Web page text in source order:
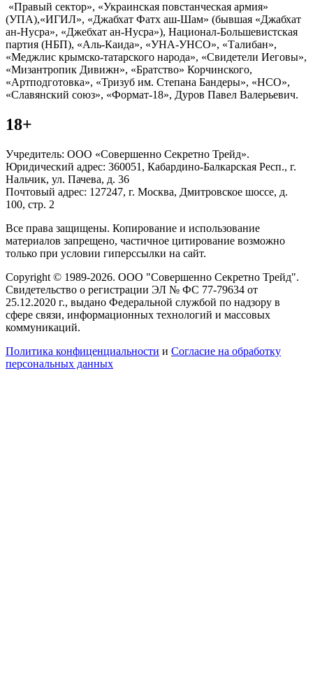
«Правый сектор», «Украинская повстанческая армия»
(УПА),«ИГИЛ», «Джабхат Фатх аш-Шам» (бывшая «Джабхат
ан-Нусра», «Джебхат ан-Нусра»), Национал-Большевистская
партия (НБП), «Аль-Каида», «УНА-УНСО», «Талибан»,
«Меджлис крымско-татарского народа», «Свидетели Иеговы»,
«Мизантропик Дивижн», «Братство» Корчинского,
«Артподготовка», «Тризуб им. Степана Бандеры», «НСО»,
«Славянский союз», «Формат-18», Дуров Павел Валерьевич.
18+
Учредитель: ООО «Совершенно Секретно Трейд».
Юридический адрес: 360051, Кабардино-Балкарская Респ., г.
Нальчик, ул. Пачева, д. 36
Почтовый адрес: 127247, г. Москва, Дмитровское шоссе, д.
100, стр. 2
Все права защищены. Копирование и использование
материалов запрещено, частичное цитирование возможно
только при условии гиперссылки на сайт.
Copyright © 1989-2026. ООО "Совершенно Секретно Трейд".
Свидетельство о регистрации ЭЛ № ФС 77-79634 от
25.12.2020 г., выдано Федеральной службой по надзору в
сфере связи, информационных технологий и массовых
коммуникаций.
Политика конфиценциальности и Согласие на обработку
персональных данных